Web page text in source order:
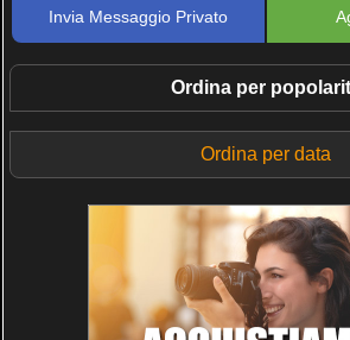
Invia Messaggio Privato
Ordina per
Ordina per data